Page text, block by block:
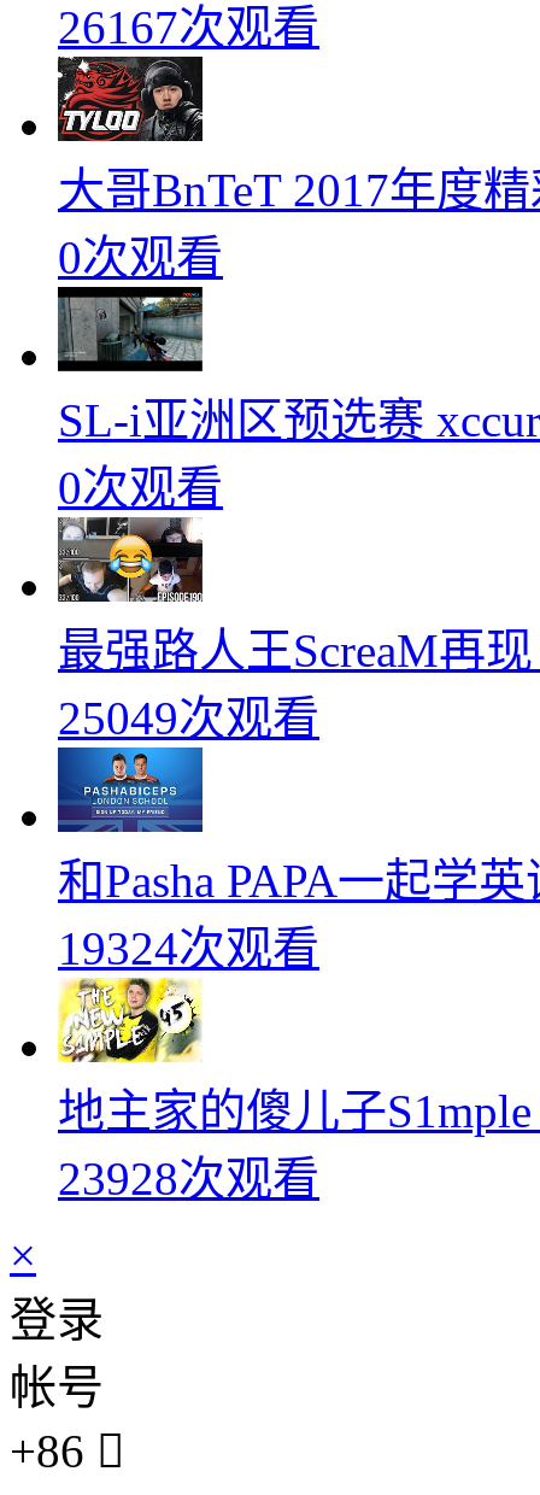
26167次观看
大哥BnTeT 2017年度
0次观看
SL-i亚洲区预选赛
0次观看
最强路人王ScreaM再
25049次观看
和Pasha PAPA一起学
19324次观看
地主家的傻儿子
23928次观看
×
登录
帐号
+86 